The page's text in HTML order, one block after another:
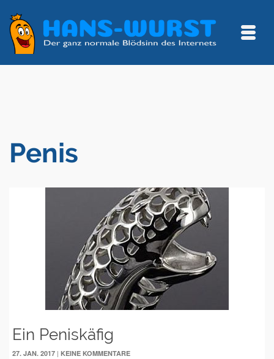
Penis
Ein Peniskäfig
27. JAN. 2017 | KEINE KOMMENTARE